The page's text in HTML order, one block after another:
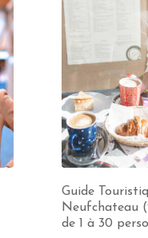
Guide
Neufchateau
de 1 à 30